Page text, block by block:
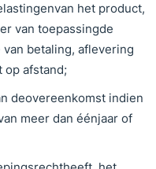
het product,
van toepassingde
betaling, aflevering
afstand;
deovereenkomst indien
meer dan éénjaar of